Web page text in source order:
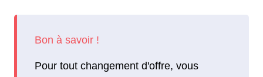
Pour tout changement d'offre, vous